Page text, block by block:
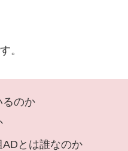
。
るのか
とは誰なのか